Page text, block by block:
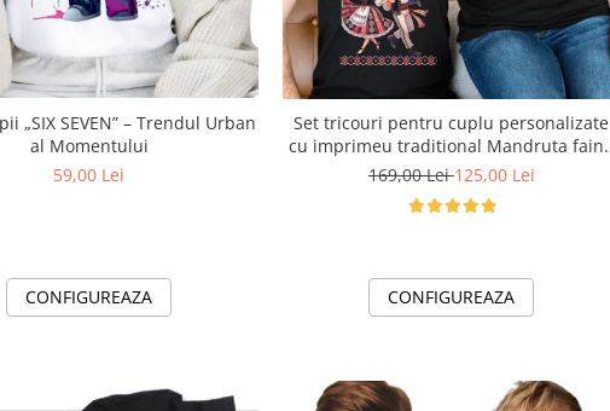
„SIX SEVEN” – Trendul Urban
al Momentului
59,00 Lei
CONFIGUREAZA
Set tricouri pentru cuplu personalizate
cu imprimeu traditional Mandruta faina
VD24453
169,00 Lei125,00 Lei
CONFIGUREAZA